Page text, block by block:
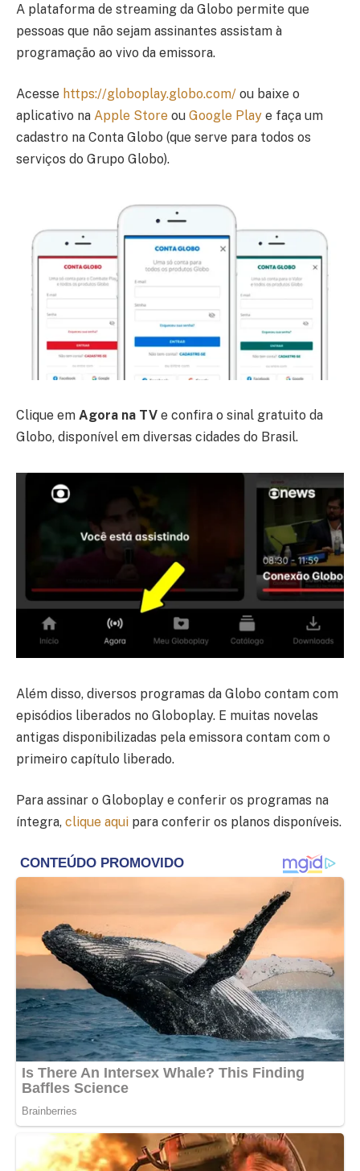
A plataforma de streaming da Globo permite que
pessoas que não sejam assinantes assistam à
programação ao vivo da emissora.
Acesse https://globoplay.globo.com/ ou baixe o
aplicativo na Apple Store ou Google Play e faça um
cadastro na Conta Globo (que serve para todos os
serviços do Grupo Globo).
Clique em Agora na TV e confira o sinal gratuito da
Globo, disponível em diversas cidades do Brasil.
Além disso, diversos programas da Globo contam com
episódios liberados no Globoplay. E muitas novelas
antigas disponibilizadas pela emissora contam com o
primeiro capítulo liberado.
Para assinar o Globoplay e conferir os programas na
íntegra, clique aqui para conferir os planos disponíveis.